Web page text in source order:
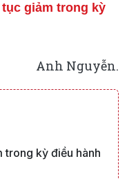
giảm trong kỳ
Anh Nguyễn.
trong kỳ điều hành